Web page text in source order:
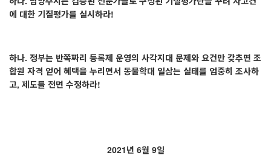
에 대한 기질평가를 실시하라!
하나. 정부는 반쪽짜리 등록제 운영의 사각지대 문제와 요건만 갖추면 조
합원 자격 얻어 혜택을 누리면서 동물학대 일삼는 실태를 엄중히 조사하
고, 제도를 전면 수정하라!
2021년 6월 9일